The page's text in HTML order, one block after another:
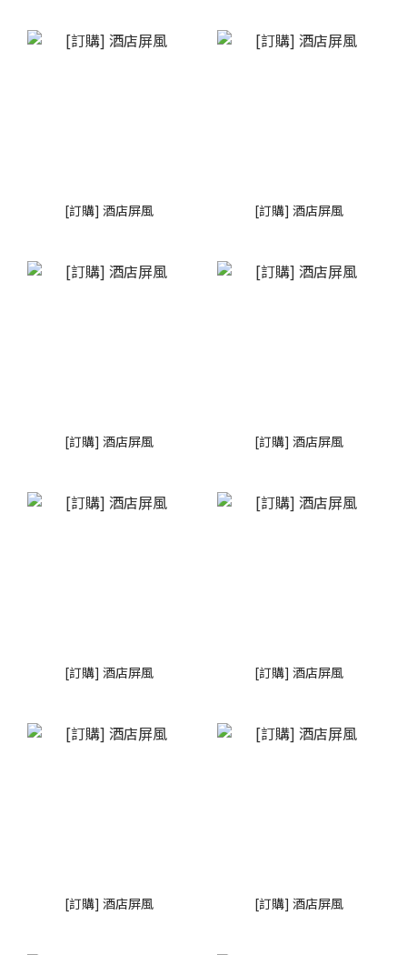
[訂購] 酒店屏風 [訂購] 酒店屏風
[訂購] 酒店屏風 [訂購] 酒店屏風
[訂購] 酒店屏風 [訂購] 酒店屏風
[訂購] 酒店屏風 [訂購] 酒店屏風